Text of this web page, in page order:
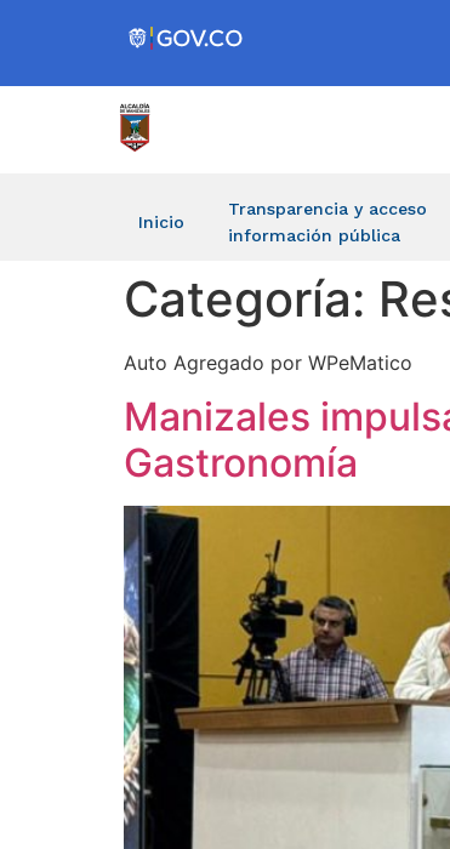
Inicio
Transparencia y acceso
información pública
Categoría:
Auto Agregado por WPeMatico
Manizales
Gastronomía